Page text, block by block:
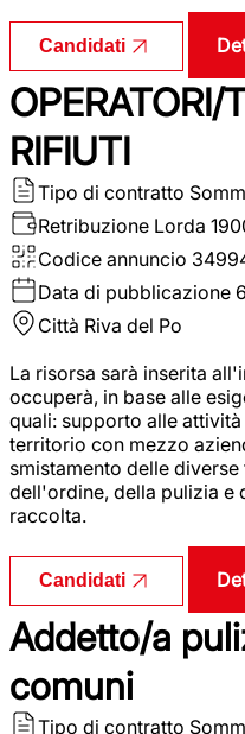
Candidati
OPERATORI/
RIFIUTI
Tipo di contratto
Retribuzione Lorda
Codice annuncio
Data di pubblicazione
Città Riva del Po
La risorsa sarà inserita
occuperà, in base alle
quali: supporto alle
territorio con mezzo
smistamento delle
dell'ordine, della pulizia e
raccolta.
Candidati
Addetto/a
comuni
Tipo di contratto